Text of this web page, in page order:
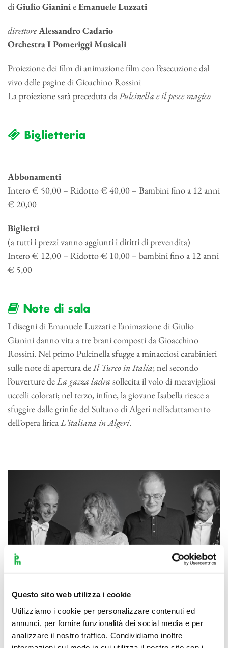
Questo sito web utilizza i cookie
Utilizziamo i cookie per personalizzare contenuti ed
annunci, per fornire funzionalità dei social media e per
analizzare il nostro traffico. Condividiamo inoltre
diGiulioGianinieEmanuele Luzzati
direttoreAlessandro Cadario
Orchestra I Pomeriggi Musicali
Proiezione dei film di animazione film con l’esecuzione dal
vivo delle pagine di Gioachino Rossini
La proiezione sarà preceduta daPulcinella e il pesce magico
Biglietteria
Abbonamenti
Intero € 50,00 – Ridotto € 40,00 – Bambini fino a 12 anni
€ 20,00
Biglietti
(a tutti i prezzi vanno aggiunti i diritti di prevendita)
Intero € 12,00 – Ridotto € 10,00 – bambini fino a 12 anni
€ 5,00
Note di sala
I disegni di Emanuele Luzzati e l’animazione di Giulio
Gianini danno vita a tre brani composti da Gioacchino
Rossini. Nel primo Pulcinella sfugge a minacciosi carabinieri
sulle note di apertura deIl Turco in Italia; nel secondo
l’ouverture deLa gazza ladra sollecita il volo di meravigliosi
uccelli colorati; nel terzo, infine, la giovane Isabella riesce a
sfuggire dalle grinfie del Sultano di Algeri nell’adattamento
dell’opera liricaL’italiana in Algeri.